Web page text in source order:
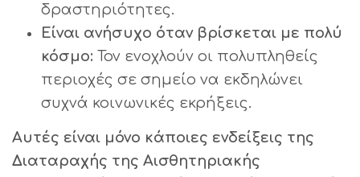
δραστηριότητες.
Είναι ανήσυχο όταν βρίσκεται με πολύ
κόσμο: Τον ενοχλούν οι πολυπληθείς
περιοχές σε σημείο να εκδηλώνει
συχνά κοινωνικές εκρήξεις.
Αυτές είναι μόνο κάποιες ενδείξεις της
Διαταραχής της Αισθητηριακής